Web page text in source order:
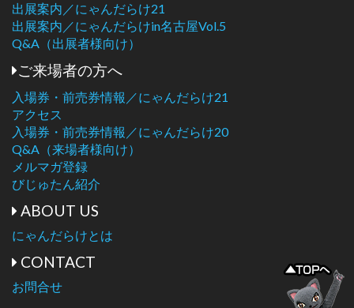
出展案内／にゃんだらけ21
出展案内／にゃんだらけin名古屋Vol.5
Q&A（出展者様向け）
ご来場者の方へ
入場券・前売券情報／にゃんだらけ21
アクセス
入場券・前売券情報／にゃんだらけ20
Q&A（来場者様向け）
メルマガ登録
びじゅたん紹介
ABOUT US
にゃんだらけとは
CONTACT
お問合せ